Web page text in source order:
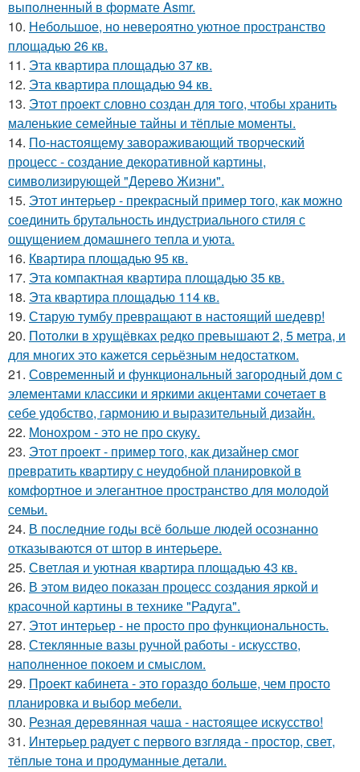
выполненный в формате Asmr.
10. Небольшое, но невероятно уютное пространство
площадью 26 кв.
11. Эта квартира площадью 37 кв.
12. Эта квартира площадью 94 кв.
13. Этот проект словно создан для того, чтобы хранить
маленькие семейные тайны и тёплые моменты.
14. По-настоящему завораживающий творческий
процесс - создание декоративной картины,
символизирующей "Дерево Жизни".
15. Этот интерьер - прекрасный пример того, как можно
соединить брутальность индустриального стиля с
ощущением домашнего тепла и уюта.
16. Квартира площадью 95 кв.
17. Эта компактная квартира площадью 35 кв.
18. Эта квартира площадью 114 кв.
19. Старую тумбу превращают в настоящий шедевр!
20. Потолки в хрущёвках редко превышают 2, 5 метра, и
для многих это кажется серьёзным недостатком.
21. Современный и функциональный загородный дом с
элементами классики и яркими акцентами сочетает в
себе удобство, гармонию и выразительный дизайн.
22. Монохром - это не про скуку.
23. Этот проект - пример того, как дизайнер смог
превратить квартиру с неудобной планировкой в
комфортное и элегантное пространство для молодой
семьи.
24. В последние годы всё больше людей осознанно
отказываются от штор в интерьере.
25. Светлая и уютная квартира площадью 43 кв.
26. В этом видео показан процесс создания яркой и
красочной картины в технике "Радуга".
27. Этот интерьер - не просто про функциональность.
28. Стеклянные вазы ручной работы - искусство,
наполненное покоем и смыслом.
29. Проект кабинета - это гораздо больше, чем просто
планировка и выбор мебели.
30. Резная деревянная чаша - настоящее искусство!
31. Интерьер радует с первого взгляда - простор, свет,
тёплые тона и продуманные детали.